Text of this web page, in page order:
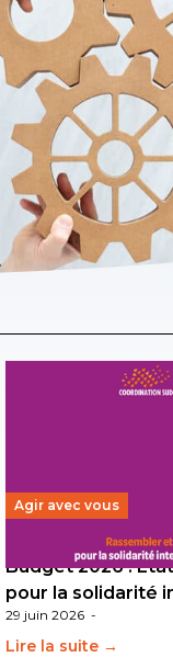
Agir avec vous
Budget 2026 :
pour la solidarité
29 juin 2026 -
Lire la suite →